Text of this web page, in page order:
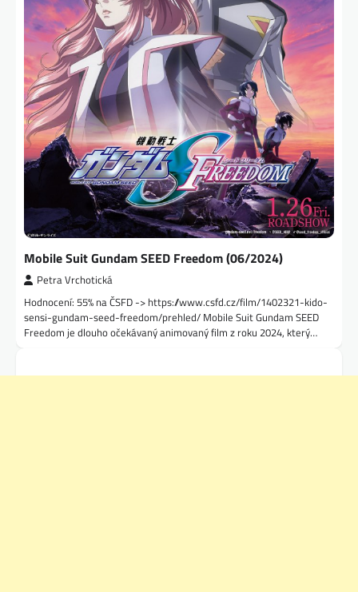
Mobile Suit Gundam SEED Freedom (06/2024)
Petra Vrchotická
Hodnocení: 55% na ČSFD -> https://www.csfd.cz/film/1402321-kido-
sensi-gundam-seed-freedom/prehled/ Mobile Suit Gundam SEED
Freedom je dlouho očekávaný animovaný film z roku 2024, který…